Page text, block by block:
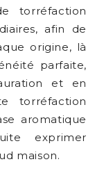
torréfaction
afin de
origine, là
parfaite,
et en
torréfaction
aromatique
exprimer
maison.